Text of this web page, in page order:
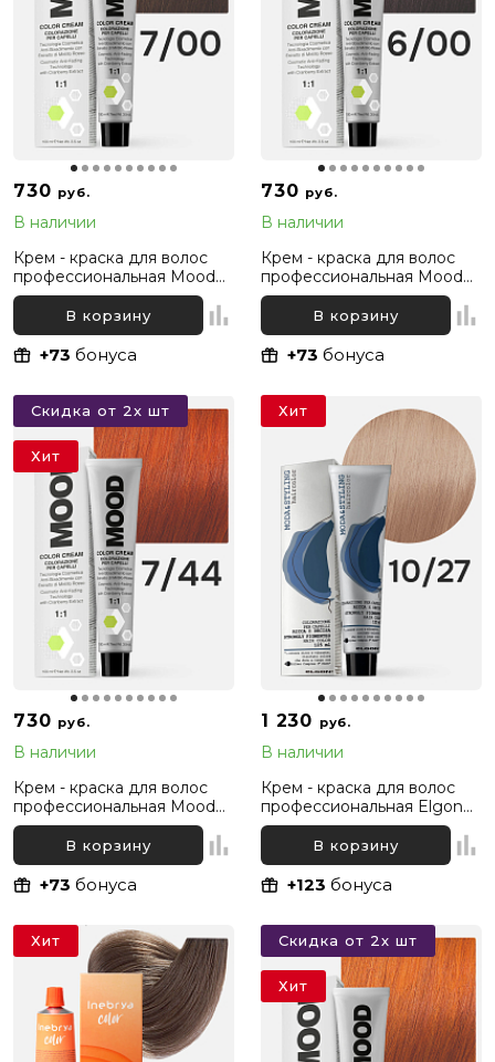
730 руб.
В наличии
Крем - краска для волос
профессиональная Mood
7/00 Русый Интенсивный
натуральный, 100 мл
В корзину
+73 бонуса
730 руб.
В наличии
Крем - краска для волос
профессиональная Mood
6/00 Темный русый
Интенсивный натуральный,
100 мл
В корзину
+73 бонуса
730 руб.
В наличии
Крем - краска для волос
профессиональная Mood
7/44 Русый Интенсивный
медный, 100 мл
В корзину
+73 бонуса
Скидка от 2х шт
Хит
1 230 руб.
В наличии
Крем - краска для волос
профессиональная Elgon
Moda&Styling 10/27
Светлый блонд
Жемчужный, 125 мл
В корзину
+123 бонуса
Хит
Хит Скидка от 2х шт
Хит